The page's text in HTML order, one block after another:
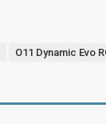
O11 Dynamic Evo